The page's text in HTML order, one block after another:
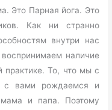
Это Парная йога. Это
Как ни странно
внутри нас
наличие
практике. То, что мы с
с вами рождаемся и
и папа. Поэтому